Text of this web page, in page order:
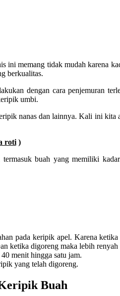
ini memang tidak mudah karena
berkualitas.
dengan cara penjemuran
umbi.
nanas dan lainnya. Kali ini kita
roti)
buah yang memiliki
pada keripik apel. Karena
ketika digoreng maka lebih
menit hingga satu jam.
yang telah digoreng.
Buah